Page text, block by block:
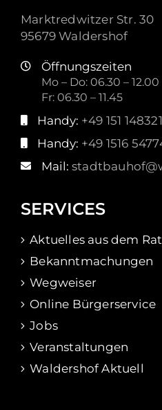
Marktredwitzer Str. 30
95679 Waldershof
Öffnungszeiten
Mo – Do: 06.30 – 12.00
Fr: 06.30 – 11.45
Handy: +49 151
Handy: +49 1516
Mail:
SERVICES
Aktuelles aus dem
Bekanntmachungen
Wegweiser
Online Bürgerservice
Jobs
Veranstaltungen
Waldershof Aktuell